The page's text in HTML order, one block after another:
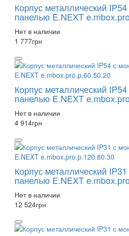
Корпус металлический
панелью E.NEXT
Нет в наличии
1 777грн
Корпус металлический
панелью E.NEXT
Нет в наличии
4 914грн
Корпус металлический
панелью E.NEXT
Нет в наличии
12 524грн